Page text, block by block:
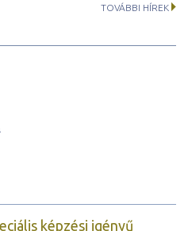
TOVÁBBI HÍREK
képzési igényű